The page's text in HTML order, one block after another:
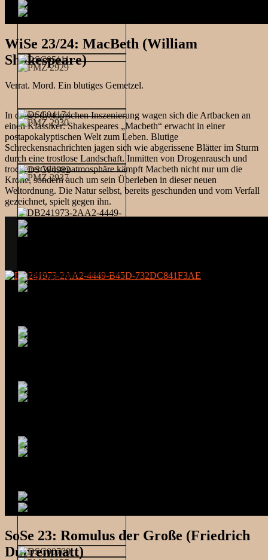
WiSe 23/24: MacBeth (William
Shakespeare)
Verrat. Mord. Ein blutiges Gemetzel.
In dieser dystopischen Inszenierung wagen sich die Artbacken an
einen Klassiker: Shakespeares „Macbeth“ erwacht in einer
postapokalyptischen Welt zum Leben. Blutige
Schreckensnachrichten jagen sich wie abgerissene Blätter im Sturm
durch eine trostlose Landschaft. Inmitten von Drogenrausch und
trockener Wüstenatmosphäre kämpft Macbeth nicht nur um die
Krone, sondern auch um sein Überleben in dieser neuen
Weltordnung. Die Natur selbst, bereits geschunden und vom Verfall
gezeichnet, spielt gegen ihn.
SoSe 23: Romulus der Große (Friedrich
Dürrenmatt)